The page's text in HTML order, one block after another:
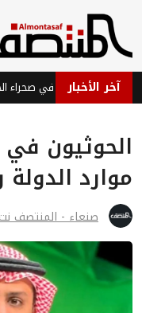
آخر الأخبار
صاروخ حوثي في صحراء
الحوثيون
موارد الدولة
صنعاء - المنتصف